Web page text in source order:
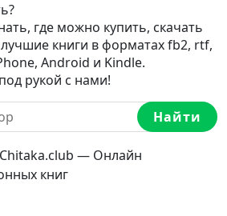
где можно купить, скачать
книги в форматах fb2, rtf,
Android и Kindle.
рукой с нами!
Найти
— Онлайн
книг